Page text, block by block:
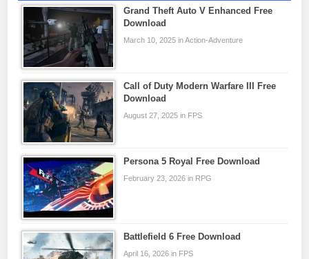
Grand Theft Auto V Enhanced Free
Download
March 10, 2025 in Action-Adventure
Call of Duty Modern Warfare III Free
Download
August 27, 2025 in FPS
Persona 5 Royal Free Download
February 23, 2026 in RPG
Battlefield 6 Free Download
April 16, 2026 in FPS